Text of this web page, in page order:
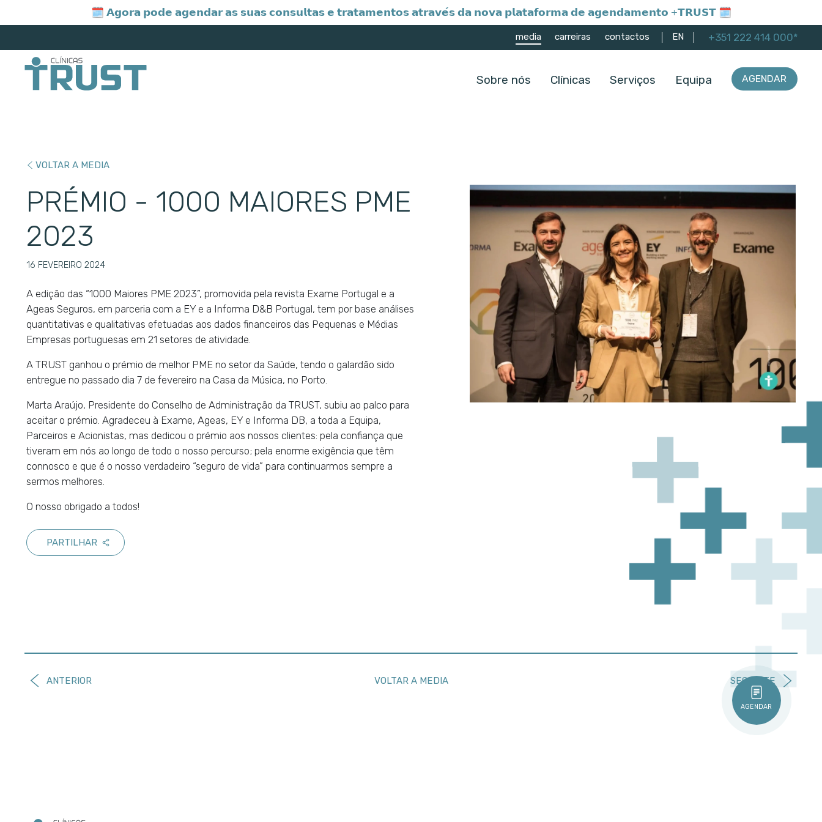
🗓️ 𝗔𝗴𝗼𝗿𝗮 𝗽𝗼𝗱𝗲 𝗮𝗴𝗲𝗻𝗱𝗮𝗿 𝗮𝘀 𝘀𝘂𝗮𝘀 𝗰𝗼𝗻𝘀𝘂𝗹𝘁𝗮𝘀 𝗲 𝘁𝗿𝗮𝘁𝗮𝗺𝗲𝗻𝘁𝗼𝘀 𝗮𝘁𝗿𝗮𝘃𝗲́𝘀 𝗱𝗮 𝗻𝗼𝘃𝗮 𝗽𝗹𝗮𝘁𝗮𝗳𝗼𝗿𝗺𝗮 𝗱𝗲 𝗮𝗴𝗲𝗻𝗱𝗮𝗺𝗲𝗻𝘁𝗼 +𝗧𝗥𝗨𝗦𝗧 🗓️
Sobre nós Clínicas Serviços Equipa AGENDAR
media carreiras contactos EN +351 222 414 000*
AGENDAR
VOLTAR A MEDIA
PRÉMIO - 1000 MAIORES PME
2023
16 FEVEREIRO 2024
A edição das “1000 Maiores PME 2023”, promovida pela revista Exame Portugal e a
Ageas Seguros, em parceria com a EY e a Informa D&B Portugal, tem por base análises
quantitativas e qualitativas efetuadas aos dados financeiros das Pequenas e Médias
Empresas portuguesas em 21 setores de atividade.
A TRUST ganhou o prémio de melhor PME no setor da Saúde, tendo o galardão sido
entregue no passado dia 7 de fevereiro na Casa da Música, no Porto.
Marta Araújo, Presidente do Conselho de Administração da TRUST, subiu ao palco para
aceitar o prémio. Agradeceu à Exame, Ageas, EY e Informa DB, a toda a Equipa,
Parceiros e Acionistas, mas dedicou o prémio aos nossos clientes: pela confiança que
tiveram em nós ao longo de todo o nosso percurso; pela enorme exigência que têm
connosco e que é o nosso verdadeiro “seguro de vida” para continuarmos sempre a
sermos melhores.
O nosso obrigado a todos!
PARTILHAR
ANTERIOR VOLTAR A MEDIA SEGUINTE